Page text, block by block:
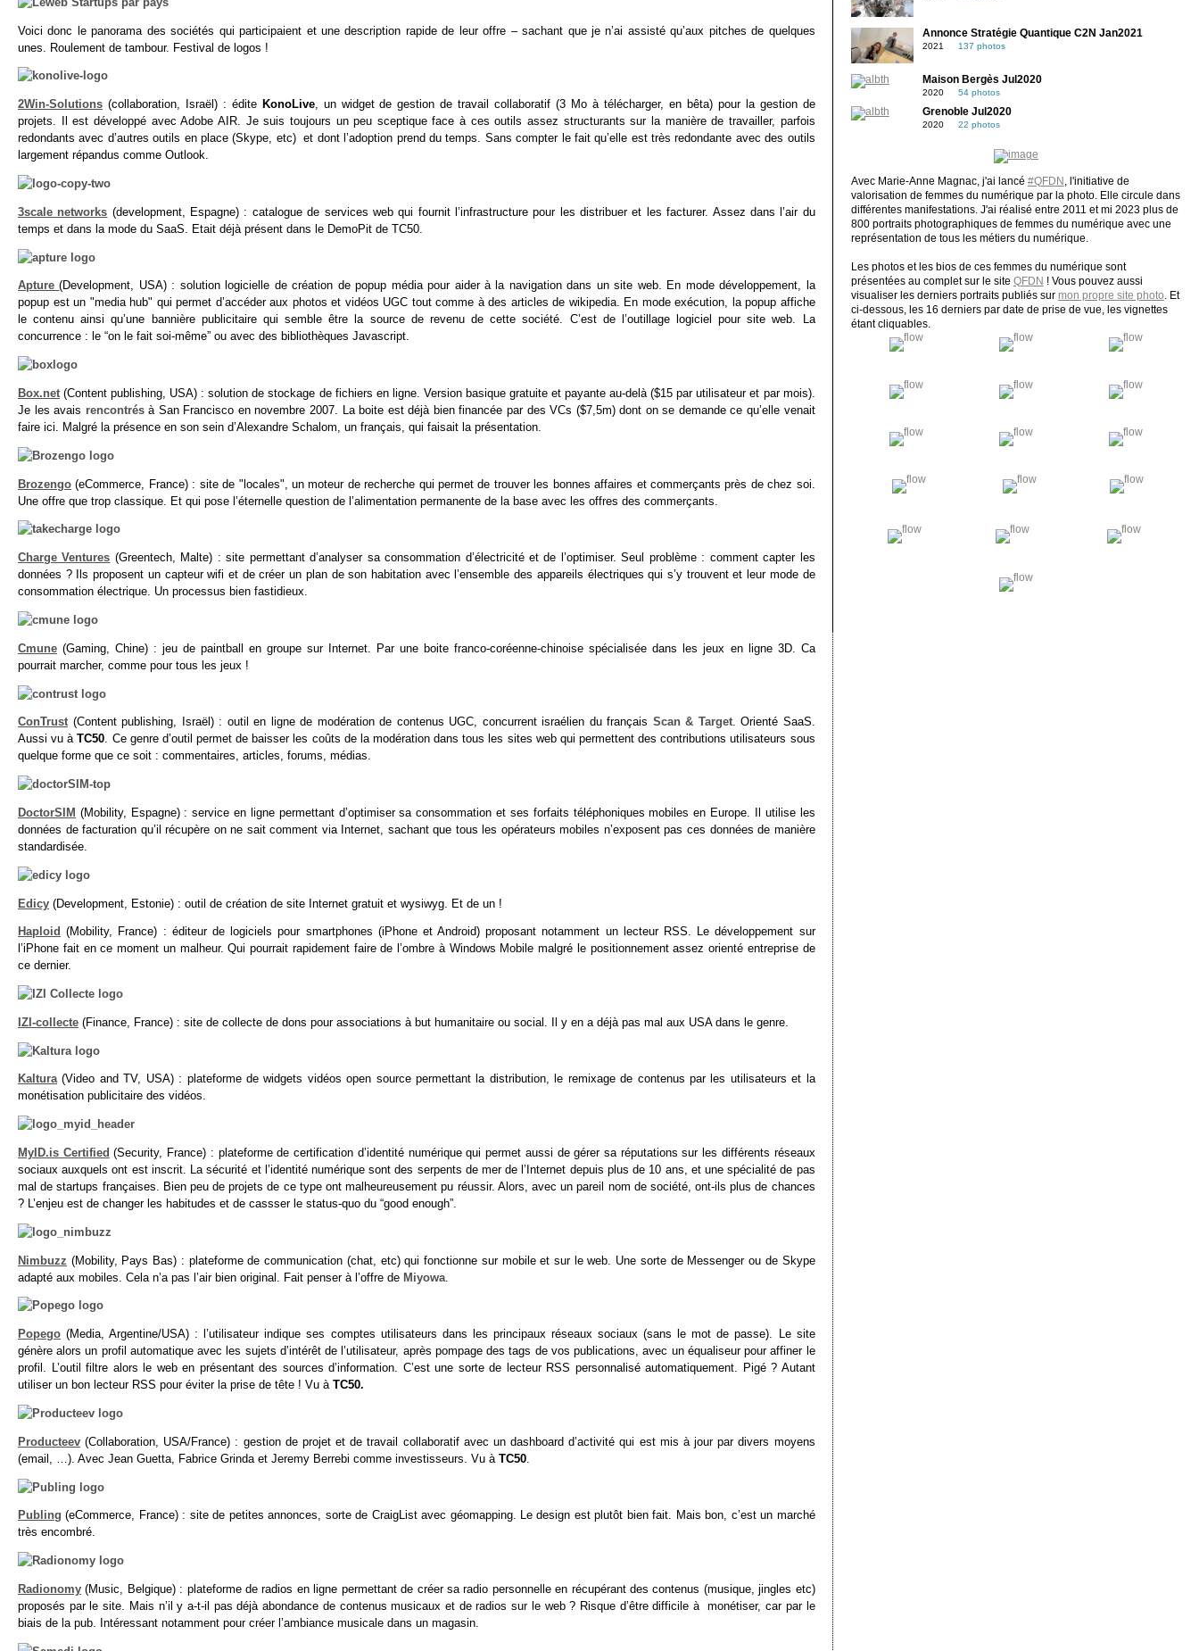
Voici donc le panorama des sociétés qui participaient et une description rapide de leur offre – sachant que je n’ai assisté qu’aux pitches de quelques
unes. Roulement de tambour. Festival de logos !
2Win-Solutions (collaboration, Israël) : édite KonoLive, un widget de gestion de travail collaboratif (3 Mo à télécharger, en bêta) pour la gestion de
projets. Il est développé avec Adobe AIR. Je suis toujours un peu sceptique face à ces outils assez structurants sur la manière de travailler, parfois
redondants avec d’autres outils en place (Skype, etc) et dont l’adoption prend du temps. Sans compter le fait qu’elle est très redondante avec des outils
largement répandus comme Outlook.
3scale networks (development, Espagne) : catalogue de services web qui fournit l’infrastructure pour les distribuer et les facturer. Assez dans l’air du
temps et dans la mode du SaaS. Etait déjà présent dans le DemoPit de TC50.
Apture(Development, USA) : solution logicielle de création de popup média pour aider à la navigation dans un site web. En mode développement, la
popup est un "media hub" qui permet d’accéder aux photos et vidéos UGC tout comme à des articles de wikipedia. En mode exécution, la popup affiche
le contenu ainsi qu’une bannière publicitaire qui semble être la source de revenu de cette société. C’est de l’outillage logiciel pour site web. La
concurrence : le “on le fait soi-même” ou avec des bibliothèques Javascript.
Box.net (Content publishing, USA) : solution de stockage de fichiers en ligne. Version basique gratuite et payante au-delà ($15 par utilisateur et par mois).
Je les avais rencontrésà San Francisco en novembre 2007. La boite est déjà bien financée par des VCs ($7,5m) dont on se demande ce qu’elle venait
faire ici. Malgré la présence en son sein d’Alexandre Schalom, un français, qui faisait la présentation.
Brozengo (eCommerce, France) : site de "locales", un moteur de recherche qui permet de trouver les bonnes affaires et commerçants près de chez soi.
Une offre que trop classique. Et qui pose l’éternelle question de l’alimentation permanente de la base avec les offres des commerçants.
Charge Ventures (Greentech, Malte) : site permettant d’analyser sa consommation d’électricité et de l’optimiser. Seul problème : comment capter les
données ? Ils proposent un capteur wifi et de créer un plan de son habitation avec l’ensemble des appareils électriques qui s’y trouvent et leur mode de
consommation électrique. Un processus bien fastidieux.
Cmune (Gaming, Chine) : jeu de paintball en groupe sur Internet. Par une boite franco-coréenne-chinoise spécialisée dans les jeux en ligne 3D. Ca
pourrait marcher, comme pour tous les jeux !
ConTrust(Content publishing, Israël) : outil en ligne de modération de contenus UGC, concurrent israélien du français Scan & Target. Orienté SaaS.
Aussi vu àTC50. Ce genre d’outil permet de baisser les coûts de la modération dans tous les sites web qui permettent des contributions utilisateurs sous
quelque forme que ce soit : commentaires, articles, forums, médias.
DoctorSIM (Mobility, Espagne) : service en ligne permettant d’optimiser sa consommation et ses forfaits téléphoniques mobiles en Europe. Il utilise les
données de facturation qu’il récupère on ne sait comment via Internet, sachant que tous les opérateurs mobiles n’exposent pas ces données de manière
standardisée.
Edicy (Development, Estonie) : outil de création de site Internet gratuit et wysiwyg. Et de un !
Haploid (Mobility, France) : éditeur de logiciels pour smartphones (iPhone et Android) proposant notamment un lecteur RSS. Le développement sur
l’iPhone fait en ce moment un malheur. Qui pourrait rapidement faire de l’ombre à Windows Mobile malgré le positionnement assez orienté entreprise de
ce dernier.
IZI-collecte (Finance, France) : site de collecte de dons pour associations à but humanitaire ou social. Il y en a déjà pas mal aux USA dans le genre.
Kaltura(Video and TV, USA) : plateforme de widgets vidéos open source permettant la distribution, le remixage de contenus par les utilisateurs et la
monétisation publicitaire des vidéos.
MyID.is Certified (Security, France) : plateforme de certification d’identité numérique qui permet aussi de gérer sa réputations sur les différents réseaux
sociaux auxquels ont est inscrit. La sécurité et l’identité numérique sont des serpents de mer de l’Internet depuis plus de 10 ans, et une spécialité de pas
mal de startups françaises. Bien peu de projets de ce type ont malheureusement pu réussir. Alors, avec un pareil nom de société, ont-ils plus de chances
? L’enjeu est de changer les habitudes et de cassser le status-quo du “good enough”.
Nimbuzz (Mobility, Pays Bas) : plateforme de communication (chat, etc) qui fonctionne sur mobile et sur le web. Une sorte de Messenger ou de Skype
adapté aux mobiles. Cela n’a pas l’air bien original. Fait penser à l’offre de Miyowa
Popego (Media, Argentine/USA) : l’utilisateur indique ses comptes utilisateurs dans les principaux réseaux sociaux (sans le mot de passe). Le site
génère alors un profil automatique avec les sujets d’intérêt de l’utilisateur, après pompage des tags de vos publications, avec un équaliseur pour affiner le
profil. L’outil filtre alors le web en présentant des sources d’information. C’est une sorte de lecteur RSS personnalisé automatiquement. Pigé ? Autant
utiliser un bon lecteur RSS pour éviter la prise de tête ! Vu à TC50.
Producteev (Collaboration, USA/France) : gestion de projet et de travail collaboratif avec un dashboard d’activité qui est mis à jour par divers moyens
(email, …). Avec Jean Guetta, Fabrice Grinda et Jeremy Berrebi comme investisseurs. Vu à TC50
Publing (eCommerce, France) : site de petites annonces, sorte de CraigList avec géomapping. Le design est plutôt bien fait. Mais bon, c’est un marché
très encombré.
Radionomy (Music, Belgique) : plateforme de radios en ligne permettant de créer sa radio personnelle en récupérant des contenus (musique, jingles etc)
proposés par le site. Mais n’il y a-t-il pas déjà abondance de contenus musicaux et de radios sur le web ? Risque d’être difficile à monétiser, car par le
biais de la pub. Intéressant notamment pour créer l’ambiance musicale dans un magasin.
Annonce Stratégie Quantique C2N Jan2021
2021 137 photos
Maison Bergès Jul2020
2020 54 photos
Grenoble Jul2020
2020 22 photos
Avec Marie-Anne Magnac, j'ai lancé #QFDN
, l'initiative de
valorisation de femmes du numérique par la photo. Elle circule dans
différentes manifestations. J'ai réalisé entre 2011 et mi 2023 plus de
800 portraits photographiques de femmes du numérique avec une
représentation de tous les métiers du numérique.
Les photos et les bios de ces femmes du numérique sont
présentées au complet sur le site QFDN ! Vous pouvez aussi
visualiser les derniers portraits publiés sur mon propre site photo . Et
ci-dessous, les 16 derniers par date de prise de vue, les vignettes
étant cliquables.